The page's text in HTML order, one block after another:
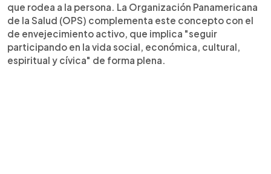
que rodea a la persona. La Organización Panamericana
de la Salud (OPS) complementa este concepto con el
de envejecimiento activo, que implica "seguir
participando en la vida social, económica, cultural,
espiritual y cívica" de forma plena.